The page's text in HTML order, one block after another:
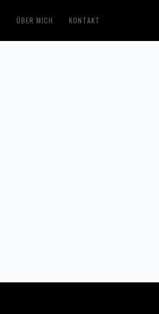
ÜBER MICH KONTAKT